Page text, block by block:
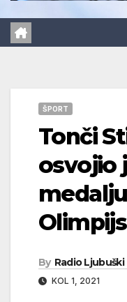
ŠPORT
Tonči
osvojio
By Radio Ljubuški
KOL 1, 2021